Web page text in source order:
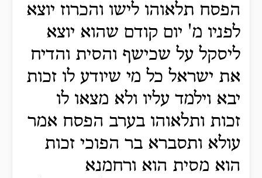
הפסח תלאוהו לישו והכרוז יוצא
לפניו מ' יום קודם שהוא יוצא
ליסקל על שכישף והסית והדיח
את ישראל כל מי שיודע לו זכות
יבא וילמד עליו ולא מצאו לו
זכות ותלאוהו בערב הפסח אמר
עולא ותסברא בר הפוכי זכות
הוא מסית הוא ורחמנא